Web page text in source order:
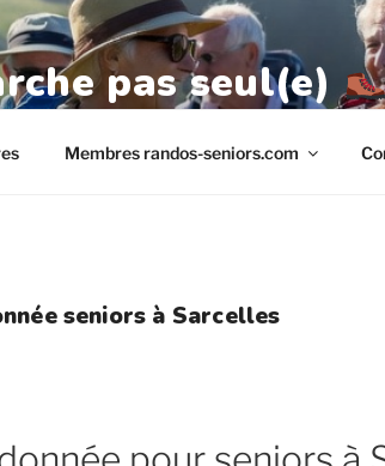
pas seul(e)
Membres randos-seniors.com
seniors à Sarcelles